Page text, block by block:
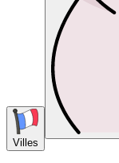
Villes